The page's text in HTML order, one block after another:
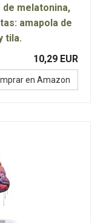
melatonina,
amapola de
tila.
10,29 EUR
en Amazon